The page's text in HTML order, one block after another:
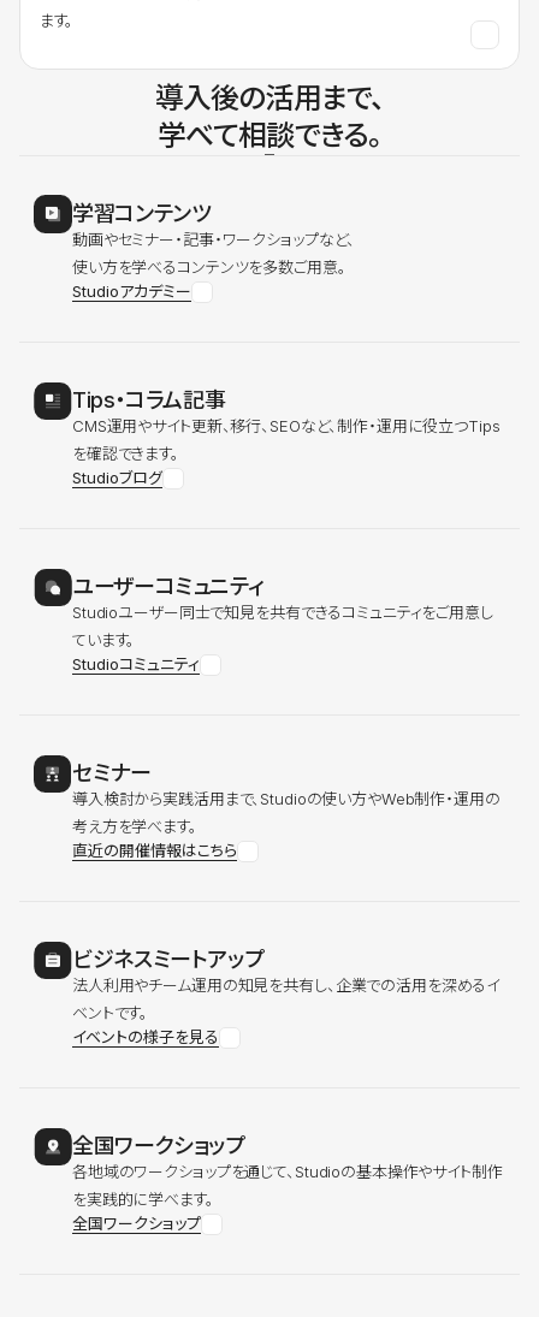
ます。
導入後の活用まで、
学べて相談できる。
学習コンテンツ
動画やセミナー・記事・ワークショップなど、
使い方を学べるコンテンツを多数ご用意。
Studioアカデミー
Tips・コラム記事
CMS運用やサイト更新、移行、SEOなど、制作・運用に役立つTips
を確認できます。
Studioブログ
ユーザーコミュニティ
Studioユーザー同士で知見を共有できるコミュニティをご用意し
ています。
Studioコミュニティ
セミナー
導入検討から実践活用まで、Studioの使い方やWeb制作・運用の
考え方を学べます。
直近の開催情報はこちら
ビジネスミートアップ
法人利用やチーム運用の知見を共有し、企業での活用を深めるイ
ベントです。
イベントの様子を見る
全国ワークショップ
各地域のワークショップを通じて、Studioの基本操作やサイト制作
を実践的に学べます。
全国ワークショップ